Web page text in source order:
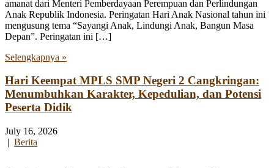
amanat dari Menteri Pemberdayaan Perempuan dan Perlindungan
Anak Republik Indonesia. Peringatan Hari Anak Nasional tahun ini
mengusung tema “Sayangi Anak, Lindungi Anak, Bangun Masa
Depan”. Peringatan ini […]
Selengkapnya »
Hari Keempat MPLS SMP Negeri 2 Cangkringan:
Menumbuhkan Karakter, Kepedulian, dan Potensi
Peserta Didik
July 16, 2026
| Berita